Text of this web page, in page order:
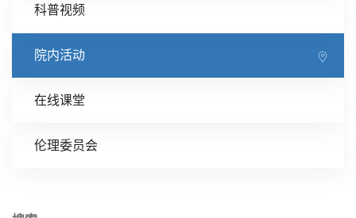
科普视频
院内活动
在线课堂
伦理委员会